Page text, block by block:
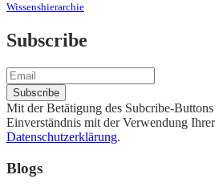
Wissenshierarchie
Subscribe
Mit der Betätigung des Subcribe-
Einverständnis mit der Verwendung
Datenschutzerklärung.
Blogs